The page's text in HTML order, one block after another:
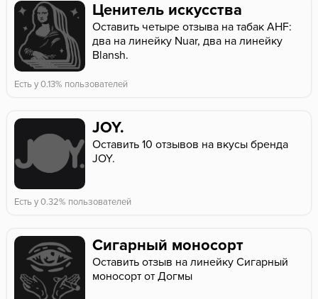
Ценитель искусства
Оставить четыре отзыва на табак AHF:
два на линейку Nuar, два на линейку
Blansh.
Есть у 0.13% пользователей
JOY.
Оставить 10 отзывов на вкусы бренда
JOY.
Есть у 0.32% пользователей
Сигарный моносорт
Оставить отзыв на линейку Сигарный
моносорт от Догмы